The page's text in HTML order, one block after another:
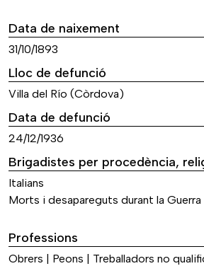
Data de naixement
31/10/1893
Lloc de defunció
Villa del Río (Còrdova)
Data de defunció
24/12/1936
Brigadistes per procedència,
Italians
Morts i desapareguts durant la Guerra
Professions
Obrers | Peons | Treballadors no